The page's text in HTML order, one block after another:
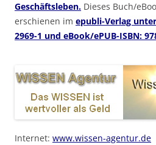
Geschäftsleben. Dieses Buch/
erschienen im epubli-Verlag
2969-1 und eBook/ePUB-ISBN:
Internet: www.wissen-agentur.de